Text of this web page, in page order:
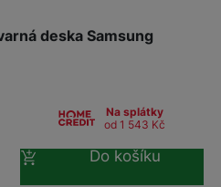
deska Samsung
Na splátky
od 1 543 Kč
Do košíku